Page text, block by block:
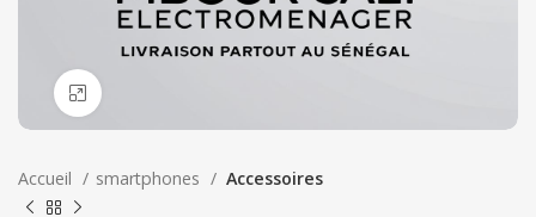
Accueil smartphones Accessoires